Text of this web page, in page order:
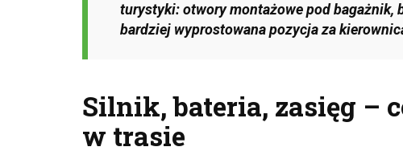
turystyki: otwory montażowe pod bagażnik,
bardziej wyprostowana pozycja za
Silnik, bateria, zasięg –
w trasie
Ćwiczenia z
taśmami –
trening w domu
23 lipca 2026
Ćwiczenia
mięśnie